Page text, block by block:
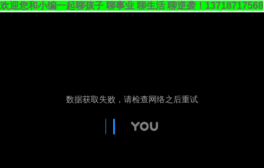
欢迎您和小编一起聊孩子 聊事业 聊生活 聊逆袭！ 13718717568